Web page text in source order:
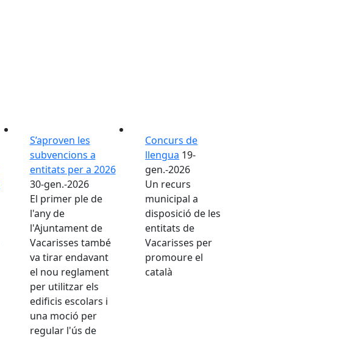
S’aproven les
subvencions a
entitats per a 2026
30-gen.-2026
El primer ple de
l'any de
l'Ajuntament de
Vacarisses també
va tirar endavant
el nou reglament
per utilitzar els
edificis escolars i
una moció per
regular l'ús de
Concurs de
llengua 19-
gen.-2026
Un recurs
municipal a
disposició de les
entitats de
Vacarisses per
promoure el
català